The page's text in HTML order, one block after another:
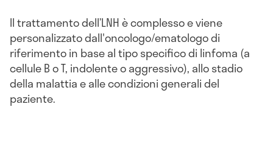
Il trattamento dell’LNH è complesso e viene
personalizzato dall'oncologo/ematologo di
riferimento in base al tipo specifico di linfoma (a
cellule B o T, indolente o aggressivo), allo stadio
della malattia e alle condizioni generali del
paziente.